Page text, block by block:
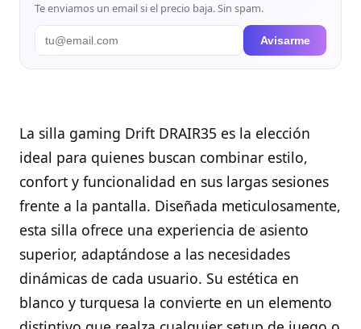
Te enviamos un email si el precio baja. Sin spam.
Avisarme
La silla gaming Drift DRAIR35 es la elección
ideal para quienes buscan combinar estilo,
confort y funcionalidad en sus largas sesiones
frente a la pantalla. Diseñada meticulosamente,
esta silla ofrece una experiencia de asiento
superior, adaptándose a las necesidades
dinámicas de cada usuario. Su estética en
blanco y turquesa la convierte en un elemento